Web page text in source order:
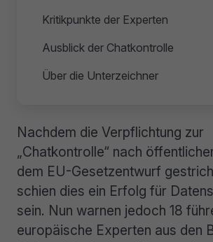
Kritikpunkte der Experten
Ausblick der Chatkontrolle
Über die Unterzeichner
Nachdem die Verpflichtung zur
„Chatkontrolle“ nach
dem EU-Gesetzentwurf
schien dies ein Erfolg für
sein. Nun warnen jedoch 18
europäische Experten aus den